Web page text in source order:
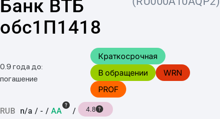
Банк ВТБ
обс1П1418
0.9 года до:
погашение
Краткосрочная
В обращении
WRN
PROF
RUB n/a / - / AA / 4.8